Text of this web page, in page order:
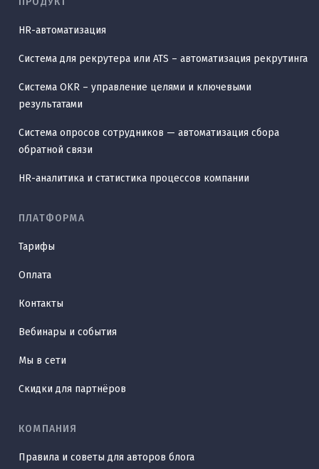
HR-автоматизация
Система для рекрутера или ATS – автоматизация рекрутинга
Система OKR – управление целями и ключевыми
результатами
Система опросов сотрудников — автоматизация сбора
обратной связи
HR-аналитика и статистика процессов компании
ПЛАТФОРМА
Тарифы
Оплата
Контакты
Вебинары и события
Мы в сети
Скидки для партнёров
КОМПАНИЯ
Правила и советы для авторов блога